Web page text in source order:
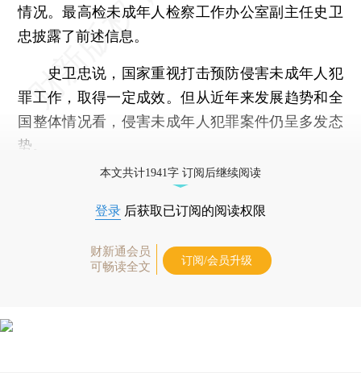
情况。最高检未成年人检察工作办公室副主任史卫
忠披露了前述信息。
史卫忠说，国家重视打击预防侵害未成年人犯
罪工作，取得一定成效。但从近年来发展趋势和全
国整体情况看，侵害未成年人犯罪案件仍呈多发态
势。
本文共计1941字 订阅后继续阅读
登录 后获取已订阅的阅读权限
财新通会员
可畅读全文
订阅/会员升级